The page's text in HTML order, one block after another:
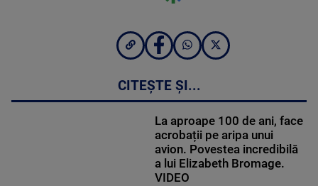
CITEȘTE ȘI...
La aproape 100 de ani, face
acrobații pe aripa unui
avion. Povestea incredibilă
a lui Elizabeth Bromage.
VIDEO